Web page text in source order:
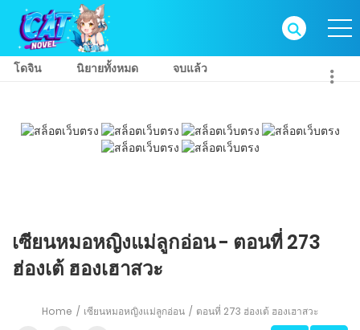
โดจิน นิยายทั้งหมด จบแล้ว
เซียนหมอหญิงแม่ลูกอ่อน - ตอนที่ 273
ฮ่องเต้ ฮองเฮาสวะ
Home เซียนหมอหญิงแม่ลูกอ่อน ตอนที่ 273 ฮ่องเต้ ฮองเฮาสวะ